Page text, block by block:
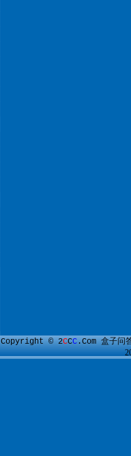
Copyright © 2CCC.Com盒子问